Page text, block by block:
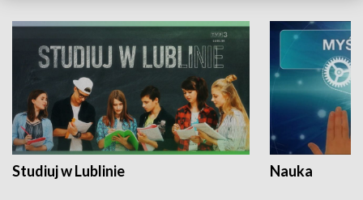
Studiuj w Lublinie Nauka